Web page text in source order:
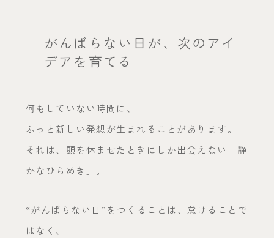
がんばらない日が、次のアイ
デアを育てる
何もしていない時間に、
ふっと新しい発想が生まれることがあります。
それは、頭を休ませたときにしか出会えない「静
かなひらめき」。
“がんばらない日”をつくることは、怠けることで
はなく、